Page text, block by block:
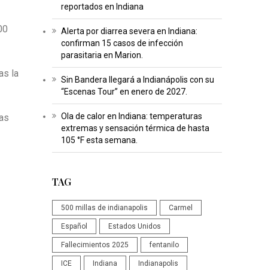
la
reportados en Indiana
Alerta por diarrea severa en Indiana:
confirman 15 casos de infección
parasitaria en Marion.
Sin Bandera llegará a Indianápolis con su
“Escenas Tour” en enero de 2027.
Ola de calor en Indiana: temperaturas
extremas y sensación térmica de hasta
105 °F esta semana.
TAG
500 millas de indianapolis Carmel
Español Estados Unidos
Fallecimientos 2025 fentanilo
ICE Indiana Indianapolis